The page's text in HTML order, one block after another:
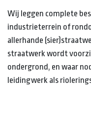
Wij leggen complete
industrieterrein of
allerhande
straatwerk wordt
ondergrond, en waar
leidingwerk als